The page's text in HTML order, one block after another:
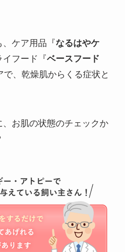
ケア用品『なるはやケ
フード『ベースフード
、乾燥肌からくる症状と
お肌の状態のチェックか